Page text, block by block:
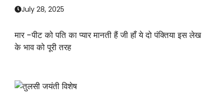
July 28, 2025
मार -पीट को पति का प्यार मानती हैं जी हाँ ये दो पंक्तिया इस लेख
के भाव को पूरी तरह